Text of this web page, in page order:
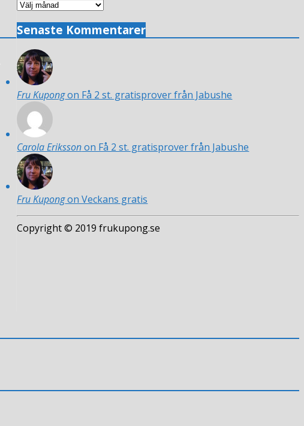
Arkiv
Senaste Kommentarer
Fru Kupongon Få 2 st. gratisprover från Jabushe
Carola Erikssonon Få 2 st. gratisprover från Jabushe
Fru Kupongon Veckans gratis
Copyright © 2019 frukupong.se